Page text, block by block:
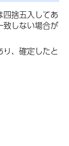
捨五入してあ
致しない場合が
、確定したと